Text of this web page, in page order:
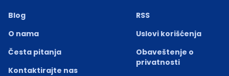
Blog
O nama
Česta pitanja
Kontaktirajte nas
RSS
Uslovi korišćenja
Obaveštenje o
privatnosti